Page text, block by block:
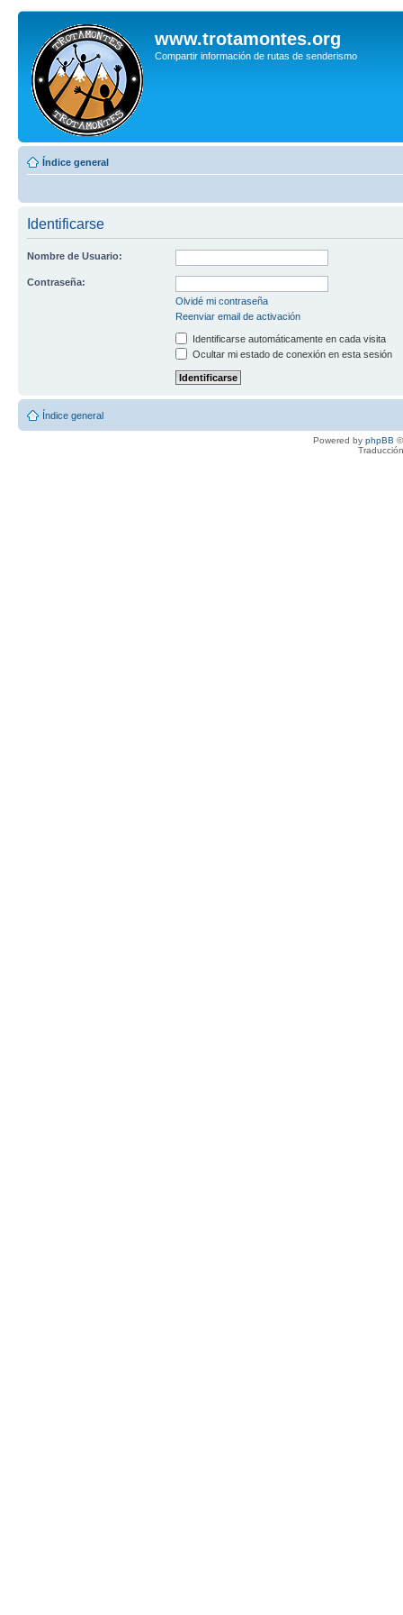
www.trotamontes.org
Compartir información de rutas de senderismo
Índice general
Identificarse
Nombre de Usuario:
Contraseña:
Olvidé mi contraseña
Reenviar email de activación
Identificarse automáticamente en cada visita
Ocultar mi estado de conexión en esta sesión
Índice general
Powered by phpBB